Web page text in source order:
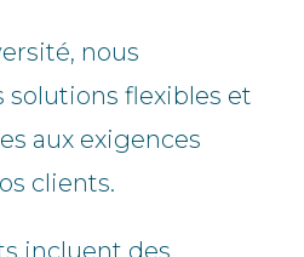
nous
solutions flexibles et
aux exigences
clients.
incluent des